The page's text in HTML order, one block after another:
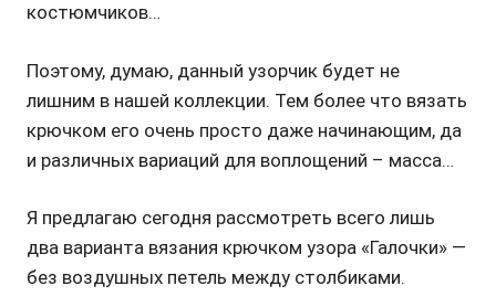
костюмчиков…
Поэтому, думаю, данный узорчик будет не
лишним в нашей коллекции. Тем более что вязать
крючком его очень просто даже начинающим, да
и различных вариаций для воплощений – масса…
Я предлагаю сегодня рассмотреть всего лишь
два варианта вязания крючком узора «Галочки» —
без воздушных петель между столбиками.